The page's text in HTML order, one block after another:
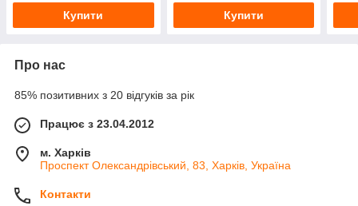
Купити Купити
Про нас
85% позитивних з 20 відгуків за рік
Працює з 23.04.2012
м. Харків
Проспект Олександрівський, 83, Харків, Україна
Контакти